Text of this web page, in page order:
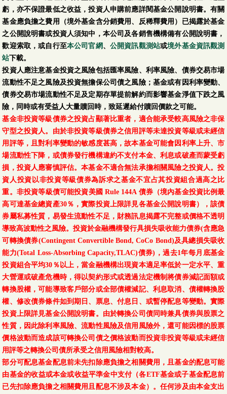
虧，亦不保證最低之收益，投資人申購前應詳閱基金公開說明書。有關
基金應負擔之費用（境外基金含分銷費用、反稀釋費用）已揭露於基金
之公開說明書或投資人須知中，本公司及各銷售機構備有公開說明書，
歡迎索取，或自行至本公司官網、 公開資訊觀測站或境外基金資訊觀測
站下載。
投資人應注意基金投資之風險包括匯率風險、利率風險、債券交易市場
流動性不足之風險及投資無擔保公司債之風險；基金或有因利率變動、
債券交易市場流動性不足及定期存單提前解約而影響基金淨值下跌之風
險，同時或有受益人大量贖回時，致延遲給付贖回價款之可能。
基金非投資等級債券之投資占顯著比重者，適合能承受較高風險之非保
守型之投資人。由於非投資等級債券之信用評等未達投資等級或未經信
用評等，且對利率變動的敏感度甚高，故本基金可能會因利率上升、市
場流動性下降，或債券發行機構違約不支付本金、利息或破產而蒙受虧
損，投資人應審慎評估。本基金不適合無法承擔相關風險之投資人。投
資人投資以非投資等級債券為訴求之基金不宜占其投資組合過高之比
重。非投資等級債可能投資美國 Rule 144A 債券（境內基金投資比例最
高可達基金總資產30％，實際投資上限詳見各基金公開說明書），該債
券屬私募性質，易發生流動性不足，財務訊息揭露不完整或價格不透明
導致高波動性之風險。投資於金融機構發行具損失吸收能力債券(含應急
可轉換債券(Contingent Convertible Bond, CoCo Bond)及具總損失吸收
能力(Total Loss-Absorbing Capacity,TLAC)債券)，過去1年每月底基金
投資組合平均30％以上，當金融機構出現資本適足率低於一定水平、重
大營運或破產危機時，得以契約形式或透過法定機制將債券減記面額或
轉換股權，可能導致客戶部分或全部債權減記、利息取消、債權轉換股
權、修改債券條件如到期日、票息、付息日、或暫停配息等變動。實際
投資上限詳見基金公開說明書。由於轉換公司債同時兼具債券與股票之
性質，因此除利率風險、流動性風險及信用風險外，還可能因標的股票
價格波動而造成該可轉換公司債之價格波動而投資非投資等級或未經信
用評等之轉換公司債所承受之信用風險相對較高。
部分可配息基金配息前未先扣除應負擔之相關費用，且基金的配息可能
由基金的收益或本金或收益平準金中支付（各ETF基金或子基金配息前
已先扣除應負擔之相關費用且配息不涉及本金）。任何涉及由本金支出